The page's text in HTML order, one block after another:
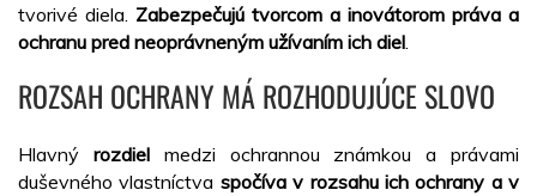
tvorivé diela. Zabezpečujú tvorcom a inovátorom práva a
ochranu pred neoprávneným užívaním ich diel
ROZSAH OCHRANY MÁ ROZHODUJÚCE SLOVO
Hlavný rozdiel medzi ochrannou známkou a právami
duševného vlastníctva spočíva v rozsahu ich ochrany a v